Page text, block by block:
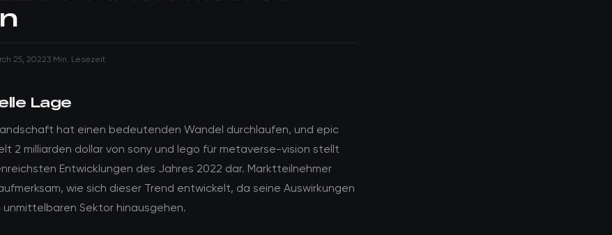
25, 20223 Min. Lesezeit
Lage
hat einen bedeutenden Wandel durchlaufen, und epic
2 milliarden dollar von sony und lego für metaverse-vision stellt
Entwicklungen des Jahres 2022 dar. Marktteilnehmer
wie sich dieser Trend entwickelt, da seine Auswirkungen
Sektor hinausgehen.